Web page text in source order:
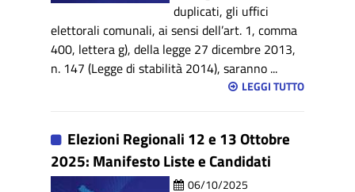
duplicati, gli uffici
elettorali comunali, ai sensi dell’art. 1, comma
400, lettera g), della legge 27 dicembre 2013,
n. 147 (Legge di stabilità 2014), saranno ...
LEGGI TUTTO
Elezioni Regionali 12 e 13 Ottobre
2025: Manifesto Liste e Candidati
06/10/2025